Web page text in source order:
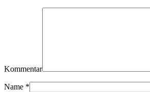
Kommentar
Name *